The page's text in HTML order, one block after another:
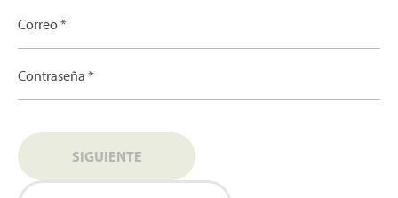
Correo *
Contraseña *
SIGUIENTE